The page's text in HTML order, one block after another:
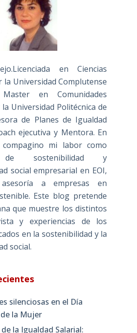
en Ciencias
la Universidad Complutense
en Comunidades
Universidad Politécnica de
de Planes de Igualdad
ejecutiva y Mentora. En
compagino mi labor como
de sostenibilidad y
social empresarial en EOI,
a empresas en
Este blog pretende
que muestre los distintos
y experiencias de los
en la sostenibilidad y la
social.
silenciosas en el Día
la Mujer
la Igualdad Salarial: